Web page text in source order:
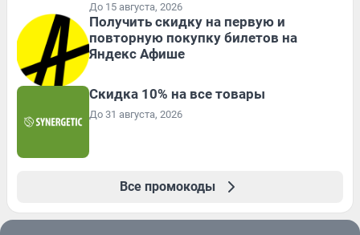
До 15 августа, 2026
Получить скидку на первую и
повторную покупку билетов на
Яндекс Афише
Скидка 10% на все товары
До 31 августа, 2026
Все промокоды